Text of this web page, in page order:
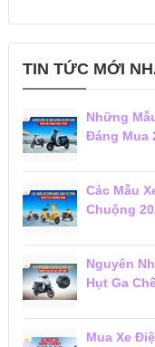
TIN TỨC MỚI
Những
Đáng Mua
Các Mẫu
Chuộng
Nguyên
Hụt Ga
Mua Xe